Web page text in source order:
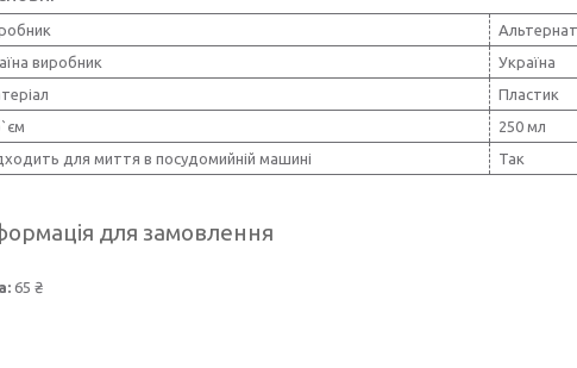
виробник
Україна
Пластик
250 мл
для миття в посудомийній машині
Так
для замовлення
65 ₴